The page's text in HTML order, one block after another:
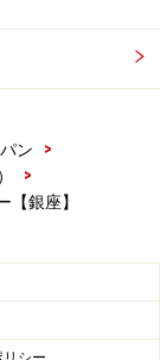
パン
>
>
【銀座】